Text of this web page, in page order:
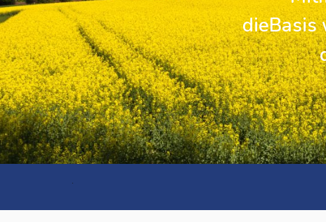
dieBasis
.
Kreisverband Ostholstein
Kreisverband Pinneberg
Kreisverband Plön
Kreisverband Schleswig-
Flensburg
Kreisverband Segeberg